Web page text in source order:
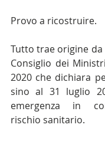
Provo a ricostruire.
Tutto trae origine
Consiglio dei
2020 che dichiara
sino al 31 luglio
emergenza in
rischio sanitario.